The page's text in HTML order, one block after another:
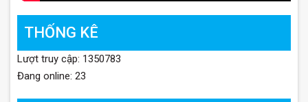
THỐNG KÊ
Lượt truy cập: 1350783
Đang online: 23